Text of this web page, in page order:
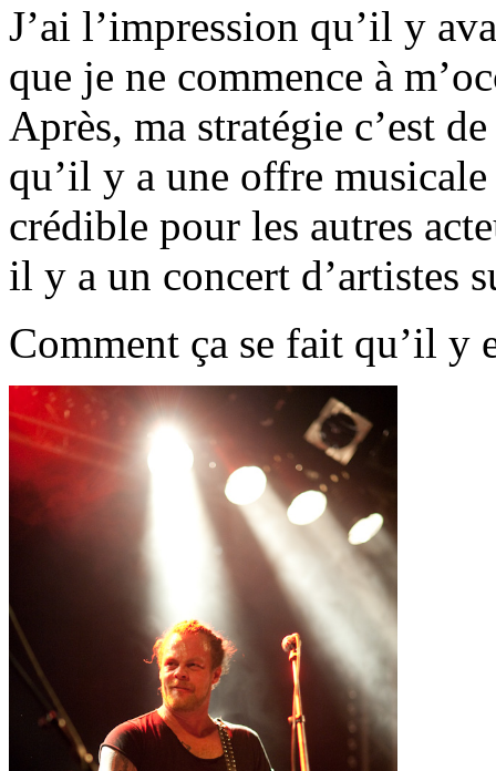
J’ai l’impression qu’il y
que je ne commence à
Après, ma stratégie c’est
qu’il y a une offre
crédible pour les autres
il y a un concert d’artistes
Comment ça se fait qu’il y